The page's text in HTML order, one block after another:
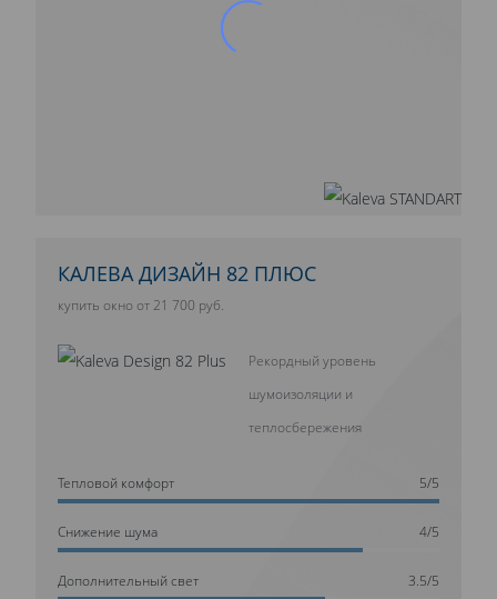
КАЛЕВА ДИЗАЙН 82 ПЛЮС
купить окно от 21 700 руб.
Рекордный уровень
шумоизоляции и
теплосбережения
Тепловой комфорт 5/5
Cнижение шума 4/5
Дополнительный свет 3.5/5